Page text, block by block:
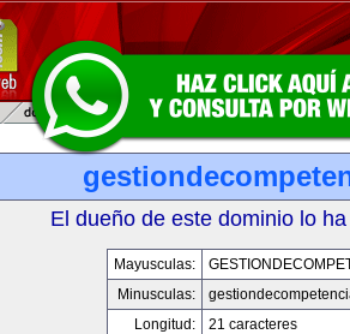
El dueño de este dominio lo
Mayusculas:
Minusculas:
Longitud:
21 caracteres